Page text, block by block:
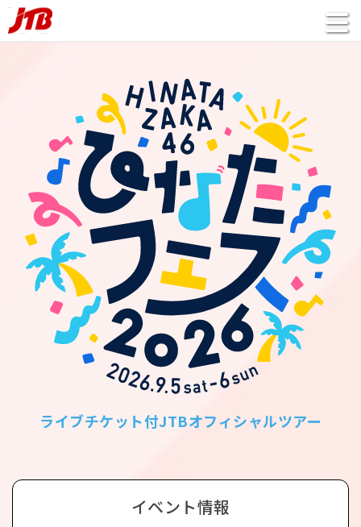
ライブチケット付JTBオフィシャルツアー
イベント情報